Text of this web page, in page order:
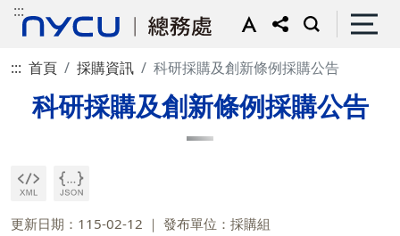
:::
::: 首頁 採購資訊 科研採購及創新條例採購公告
科研採購及創新條例採購公告
更新日期：115-02-12 發布單位：採購組